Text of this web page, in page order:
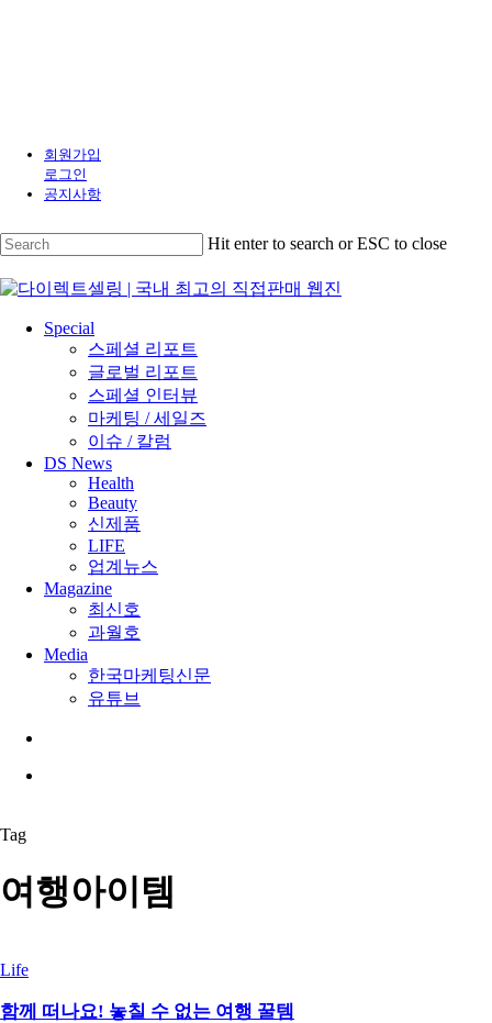
content
회원가입
로그인
공지사항
Hit enter to search or ESC to close
Search
search
Menu
Special
스페셜 리포트
글로벌 리포트
스페셜 인터뷰
마케팅 / 세일즈
이슈 / 칼럼
DS News
Health
Beauty
신제품
LIFE
업계뉴스
Magazine
최신호
과월호
Media
한국마케팅신문
유튜브
Tag
여행아이템
Life
함께 떠나요! 놓칠 수 없는 여행 꿀템